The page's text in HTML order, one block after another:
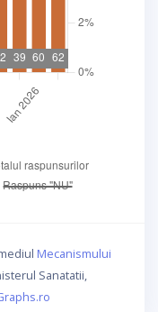
Mecanismului
Sanatatii,